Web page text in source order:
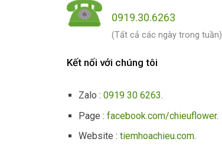
0919.30.6263
(Tất cả các ngày trong tuần)
Kết nối với chúng tôi
Zalo :0919 30 6263.
Page :facebook.com/chieuflower.
Website :tiemhoachieu.com.